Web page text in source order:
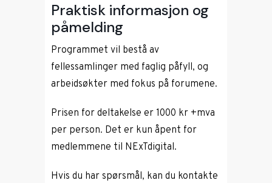
Praktisk informasjon og
påmelding
Programmet vil bestå av
fellessamlinger med faglig påfyll, og
arbeidsøkter med fokus på forumene.
Prisen for deltakelse er 1000 kr +mva
per person. Det er kun åpent for
medlemmene til NExTdigital.
Hvis du har spørsmål, kan du kontakte